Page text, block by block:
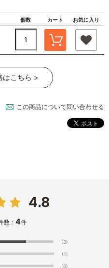
個数 カート お気に入り
はこちら >
この商品について問い合わせる
4.8
数：4件
(3)
(1)
(0)